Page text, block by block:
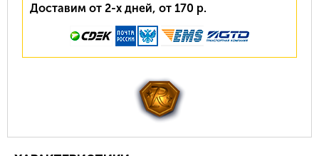
Доставим от 2-х дней, от 170 р.